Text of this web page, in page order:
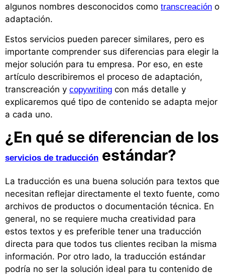
algunos nombres desconocidos como transcreación o
adaptación.
Estos servicios pueden parecer similares, pero es
importante comprender sus diferencias para elegir la
mejor solución para tu empresa. Por eso, en este
artículo describiremos el proceso de adaptación,
transcreación y copywriting con más detalle y
explicaremos qué tipo de contenido se adapta mejor
a cada uno.
¿En qué se diferencian de los
servicios de traducción estándar?
La traducción es una buena solución para textos que
necesitan reflejar directamente el texto fuente, como
archivos de productos o documentación técnica. En
general, no se requiere mucha creatividad para
estos textos y es preferible tener una traducción
directa para que todos tus clientes reciban la misma
información. Por otro lado, la traducción estándar
podría no ser la solución ideal para tu contenido de